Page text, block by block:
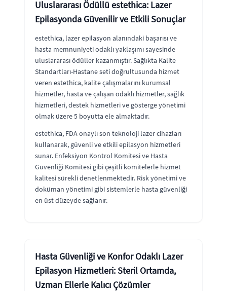
Uluslararası Ödüllü estethica: Lazer
Epilasyonda Güvenilir ve Etkili Sonuçlar
estethica, lazer epilasyon alanındaki başarısı ve
hasta memnuniyeti odaklı yaklaşımı sayesinde
uluslararası ödüller kazanmıştır. Sağlıkta Kalite
Standartları-Hastane seti doğrultusunda hizmet
veren estethica, kalite çalışmalarını kurumsal
hizmetler, hasta ve çalışan odaklı hizmetler, sağlık
hizmetleri, destek hizmetleri ve gösterge yönetimi
olmak üzere 5 boyutta ele almaktadır.
estethica, FDA onaylı son teknoloji lazer cihazları
kullanarak, güvenli ve etkili epilasyon hizmetleri
sunar. Enfeksiyon Kontrol Komitesi ve Hasta
Güvenliği Komitesi gibi çeşitli komitelerle hizmet
kalitesi sürekli denetlenmektedir. Risk yönetimi ve
doküman yönetimi gibi sistemlerle hasta güvenliği
en üst düzeyde sağlanır.
Hasta Güvenliği ve Konfor Odaklı Lazer
Epilasyon Hizmetleri: Steril Ortamda,
Uzman Ellerle Kalıcı Çözümler